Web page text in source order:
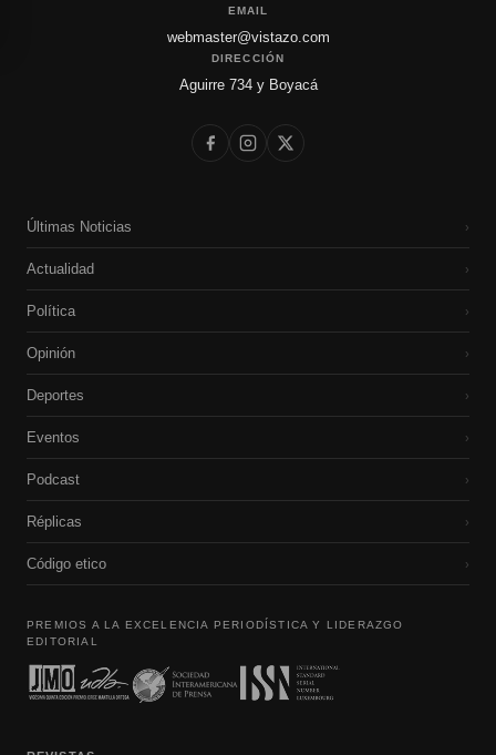
EMAIL
webmaster@vistazo.com
DIRECCIÓN
Aguirre 734 y Boyacá
Últimas Noticias ›
Actualidad ›
Política ›
Opinión ›
Deportes ›
Eventos ›
Podcast ›
Réplicas ›
Código etico ›
PREMIOS A LA EXCELENCIA PERIODÍSTICA Y LIDERAZGO
EDITORIAL